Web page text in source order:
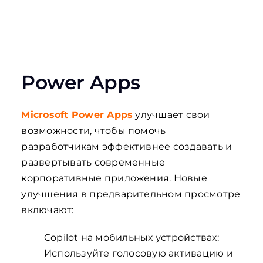
Power Apps
Microsoft Power Apps улучшает свои
возможности, чтобы помочь
разработчикам эффективнее создавать и
развертывать современные
корпоративные приложения. Новые
улучшения в предварительном просмотре
включают:
Copilot на мобильных устройствах:
Используйте голосовую активацию и